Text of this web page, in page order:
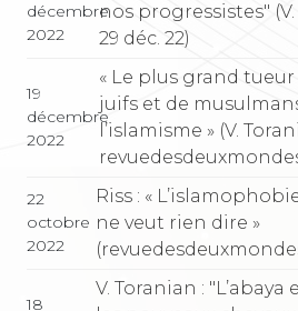
décembre
2022
nos progressistes" (V.
29 déc. 22)
19
décembre
2022
« Le plus grand
juifs et de
l’islamisme » (V.
22
octobre
2022
Riss : «
ne veut rien dire »
18
V. Toranian :